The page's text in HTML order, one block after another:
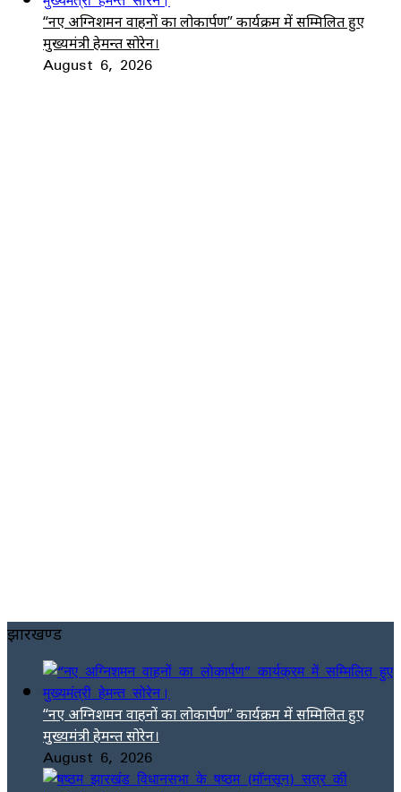
“नए अग्निशमन वाहनों का लोकार्पण” कार्यक्रम में सम्मिलित हुए
मुख्यमंत्री हेमन्त सोरेन।
August 6, 2026
झारखण्ड
“नए अग्निशमन वाहनों का लोकार्पण” कार्यक्रम में सम्मिलित हुए
मुख्यमंत्री हेमन्त सोरेन।
August 6, 2026